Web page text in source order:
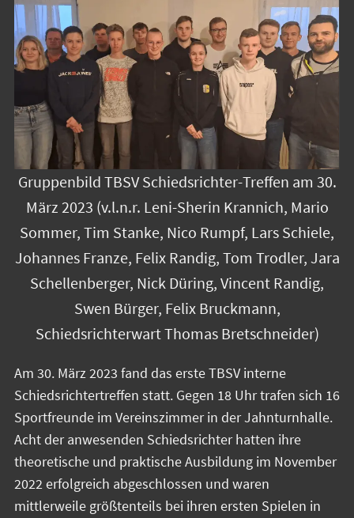
Gruppenbild TBSV Schiedsrichter-Treffen am 30.
März 2023 (v.l.n.r. Leni-Sherin Krannich, Mario
Sommer, Tim Stanke, Nico Rumpf, Lars Schiele,
Johannes Franze, Felix Randig, Tom Trodler, Jara
Schellenberger, Nick Düring, Vincent Randig,
Swen Bürger, Felix Bruckmann,
Schiedsrichterwart Thomas Bretschneider)
Am 30. März 2023 fand das erste TBSV interne
Schiedsrichtertreffen statt. Gegen 18 Uhr trafen sich 16
Sportfreunde im Vereinszimmer in der Jahnturnhalle.
Acht der anwesenden Schiedsrichter hatten ihre
theoretische und praktische Ausbildung im November
2022 erfolgreich abgeschlossen und waren
mittlerweile größtenteils bei ihren ersten Spielen in